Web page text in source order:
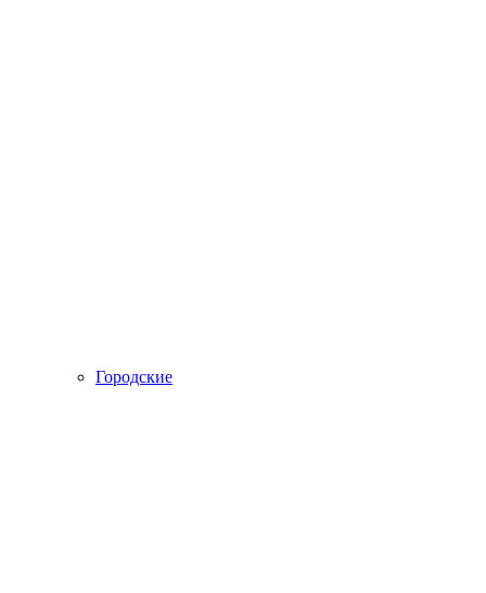
Городские